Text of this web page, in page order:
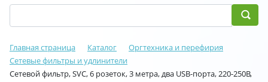
Главная страница Каталог
Оргтехника и перефирия
Сетевые фильтры и удлинители
Сетевой фильтр, SVC, 6 розеток, 3 метра, два USB-порта, 220-250В,